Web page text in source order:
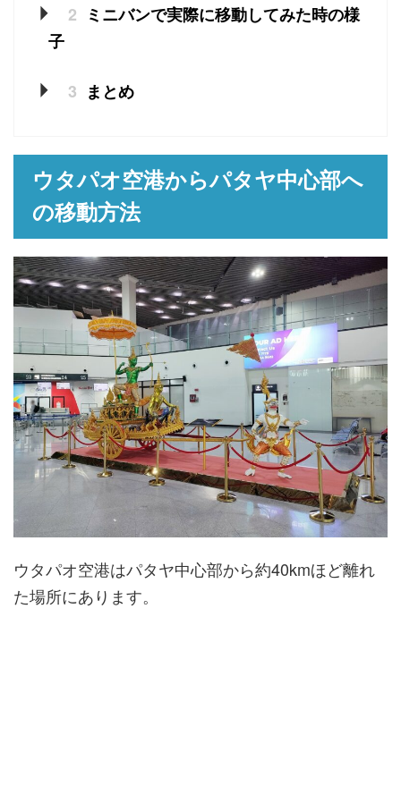
2 ミニバンで実際に移動してみた時の様
子
3 まとめ
ウタパオ空港からパタヤ中心部へ
の移動方法
ウタパオ空港はパタヤ中心部から約40kmほど離れ
た場所にあります。